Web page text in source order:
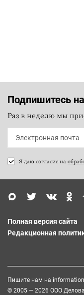
Подпишитесь
Раз в неделю мы
Я даю согласие на
Полная версия сайта
Редакционная
Пишите нам на
© 2005 — 2026 ООО